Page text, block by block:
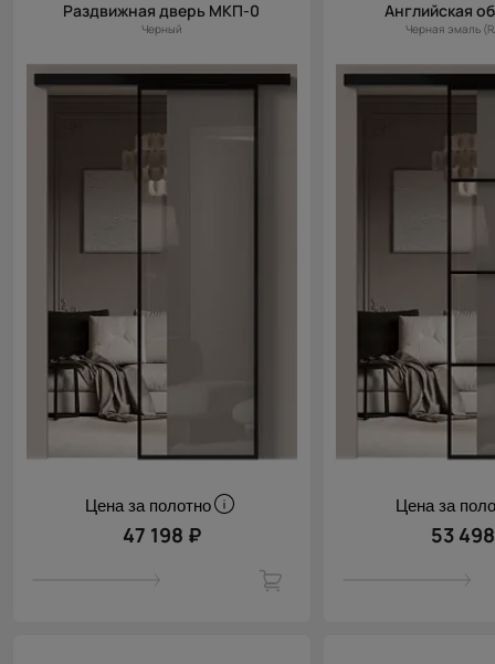
Раздвижная дверь МКП-0
Черный
Цена за полотно
47 198 ₽
Английская
Черная эмаль
Цена за
53